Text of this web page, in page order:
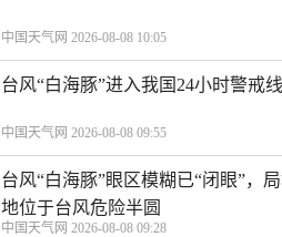
中国天气网 2026-08-08 10:05
台风“白海豚”进入我国24小时警戒
中国天气网 2026-08-08 09:55
台风“白海豚”眼区模糊已“闭眼”，
地位于台风危险半圆
中国天气网 2026-08-08 09:28